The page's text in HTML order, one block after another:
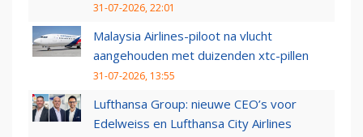
31-07-2026, 22:01
Malaysia Airlines-piloot na vlucht
aangehouden met duizenden xtc-pillen
31-07-2026, 13:55
Lufthansa Group: nieuwe CEO’s voor
Edelweiss en Lufthansa City Airlines